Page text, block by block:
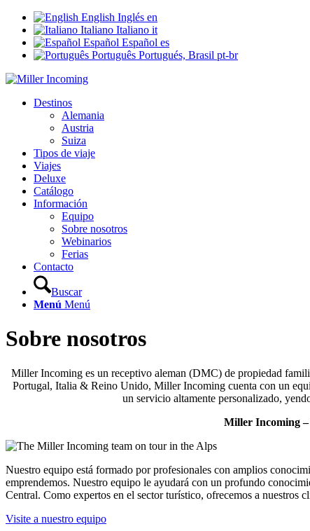
English Inglés en
Italiano Italiano it
Español Español es
Português Portugués, Brasil pt-br
Destinos
Alemania
Austria
Suiza
Tipos de viaje
Viajes
Deluxe
Catálogo
Información
Equipo
Sobre nosotros
Webinarios
Ferias
Contacto
Buscar
Menú Menú
Sobre nosotros
Miller Incoming es un receptivo aleman (DMC) de propiedad
Portugal, Italia & Reino Unido, Miller Incoming cuenta con un
un servicio altamente personalizado,
Miller Incoming –
Nuestro equipo está formado por profesionales con amplios
emprendemos. Nuestro equipo le ayudará con un profundo
Central. Como expertos en el sector turístico, ofrecemos a nuestros
Visite a nuestro equipo